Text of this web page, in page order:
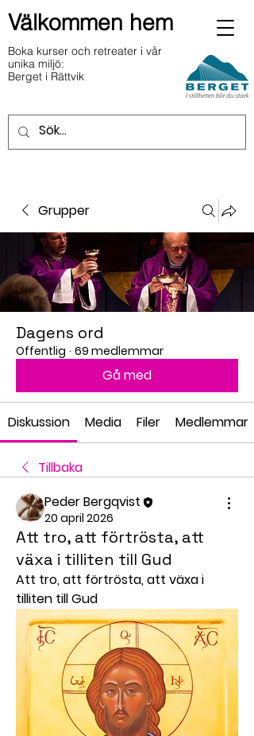
Välkommen hem
Boka kurser och retreater i vår
unika miljö:
Berget i Rättvik
Grupper
Dagens ord
Offentlig · 69 medlemmar
Gå med
Diskussion Media Filer Medlemmar
Tillbaka
Peder Bergqvist
20 april 2026
Att tro, att förtrösta, att
växa i tilliten till Gud
Att tro, att förtrösta, att växa i
tilliten till Gud